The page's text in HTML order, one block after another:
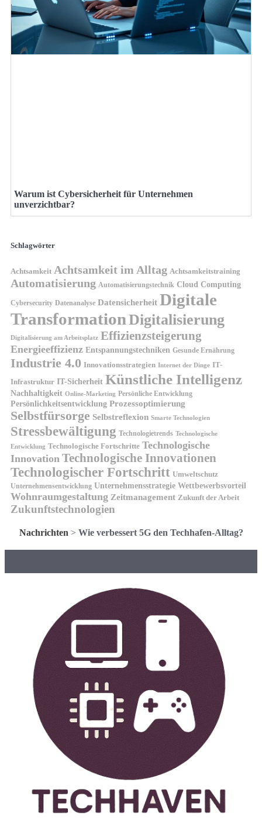
Warum ist Cybersicherheit für Unternehmen
unverzichtbar?
Schlagwörter
Achtsamkeit Achtsamkeit im Alltag Achtsamkeitstraining
Automatisierung Automatisierungstechnik Cloud Computing
Cybersecurity Datenanalyse Datensicherheit Digitale
TransformationDigitalisierung
Digitalisierung am Arbeitsplatz Effizienzsteigerung
Energieeffizienz Entspannungstechniken Gesunde Ernährung
Industrie 4.0 Innovationsstrategien Internet der Dinge IT-
Infrastruktur IT-Sicherheit Künstliche Intelligenz
Nachhaltigkeit Online-Marketing Persönliche Entwicklung
Persönlichkeitsentwicklung Prozessoptimierung
Selbstfürsorge Selbstreflexion Smarte Technologien
Stressbewältigung Technologietrends Technologische
Entwicklung Technologische Fortschritte Technologische
Innovation Technologische Innovationen
Technologischer Fortschritt Umweltschutz
Unternehmensentwicklung Unternehmensstrategie Wettbewerbsvorteil
Wohnraumgestaltung Zeitmanagement Zukunft der Arbeit
Zukunftstechnologien
Nachrichten > Wie verbessert 5G den Techhafen-Alltag?